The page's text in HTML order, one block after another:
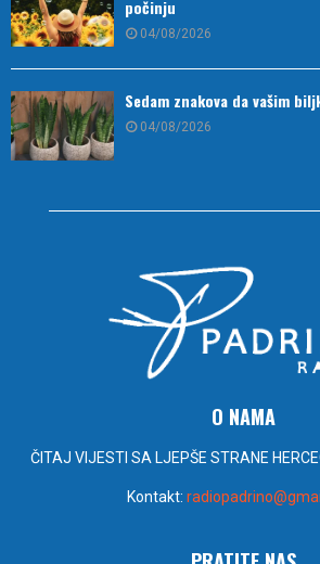
počinju
04/08/2026
Sedam znakova da vašim
04/08/2026
O NAMA
ČITAJ VIJESTI SA LJEPŠE STRANE
Kontakt: